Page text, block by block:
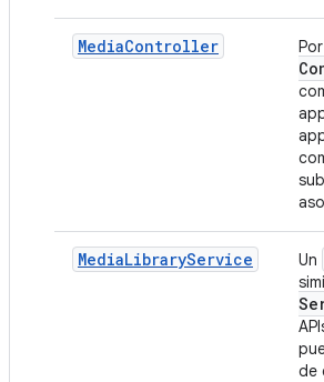
MediaController
MediaLibraryService Un
de